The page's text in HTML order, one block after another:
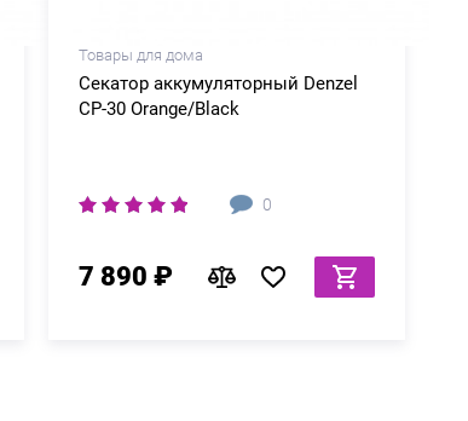
Товары для дома
Секатор аккумуляторный Denzel
CP-30 Orange/Black
0
7 890 ₽